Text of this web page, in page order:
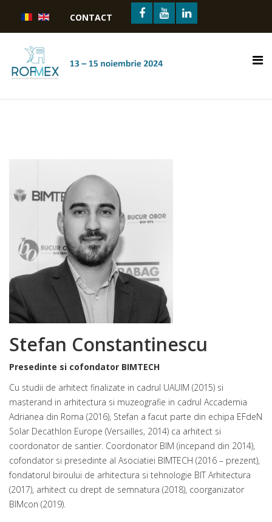
CONTACT
Stefan Constantinescu
Presedinte si cofondator BIMTECH
Cu studii de arhitect finalizate in cadrul UAUIM (2015) si
masterand in arhitectura si muzeografie in cadrul Accademia
Adrianea din Roma (2016), Stefan a facut parte din echipa EFdeN
Solar Decathlon Europe (Versailles, 2014) ca arhitect si
coordonator de santier. Coordonator BIM (incepand din 2014),
cofondator si presedinte al Asociatiei BIMTECH (2016 – prezent),
fondatorul biroului de arhitectura si tehnologie BIT Arhitectura
(2017), arhitect cu drept de semnatura (2018), coorganizator
BIMcon (2019).